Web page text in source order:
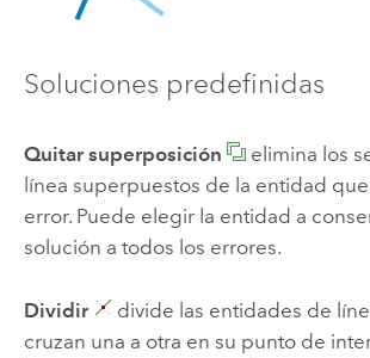
Soluciones predefinidas
Quitar superposición
elimina los
línea superpuestos de la entidad
error. Puede elegir la entidad a
solución a todos los errores.
Dividir
divide las entidades de
cruzan una a otra en su punto de